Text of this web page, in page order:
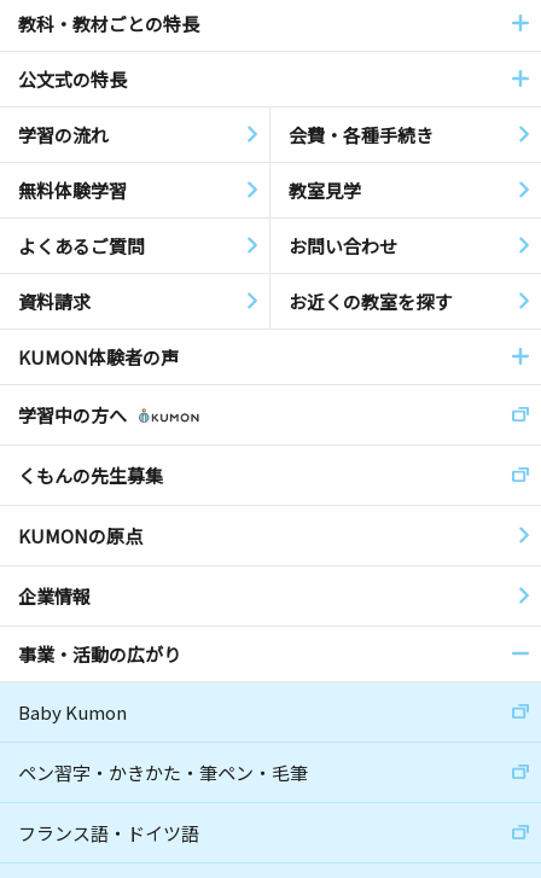
教科・教材ごとの特長
公文式の特長
学習の流れ 会費・各種手続き
無料体験学習 教室見学
よくあるご質問 お問い合わせ
資料請求 お近くの教室を探す
KUMON体験者の声
学習中の方へ
くもんの先生募集
KUMONの原点
企業情報
事業・活動の広がり
Baby Kumon
ペン習字・かきかた・筆ペン・毛筆
フランス語・ドイツ語